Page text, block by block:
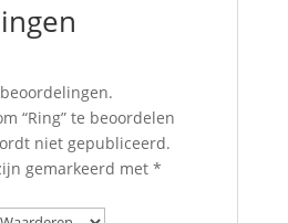
“Ring” te beoordelen
niet gepubliceerd.
gemarkeerd met *